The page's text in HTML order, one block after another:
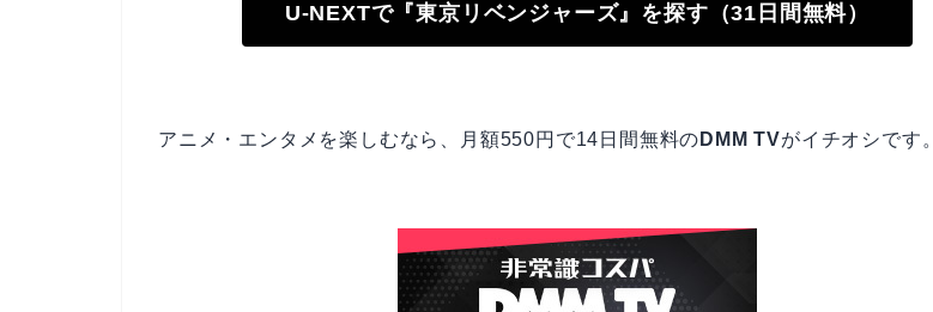
U-NEXTで『東京リベンジャーズ』を探す（31日間無料）
アニメ・エンタメを楽しむなら、月額550円で14日間無料の DMM TVがイチオシです。